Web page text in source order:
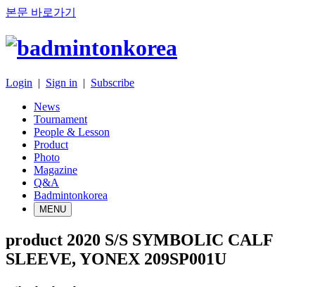
본문 바로가기
Login | Sign in | Subscribe
News
Tournament
People & Lesson
Product
Photo
Magazine
Q&A
Badmintonkorea
MENU
product 2020 S/S SYMBOLIC CALF
SLEEVE, YONEX 209SP001U